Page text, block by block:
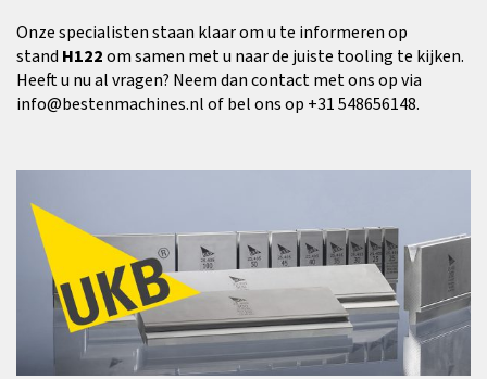
Onze specialisten staan klaar om u te informeren op
stand H122om samen met u naar de juiste tooling te kijken.
Heeft u nu al vragen? Neem dan contact met ons op via
info@bestenmachines.nl of bel ons op +31 548656148.